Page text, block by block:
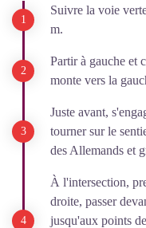
Suivre la voie
m.
Partir à gauche et
monte vers la
Juste avant,
tourner sur le
des Allemands et
À l'intersection,
droite, passer
jusqu'aux points